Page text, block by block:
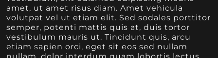
amet, ut amet risus diam. Amet vehicula
volutpat vel ut etiam elit. Sed sodales porttitor
semper, potenti mattis quis at, duis tortor
vestibulum mauris ut. Tincidunt quis, arcu
etiam sapien orci, eget sit eos sed nullam
nullam, dolor interdum quam lobortis lectus